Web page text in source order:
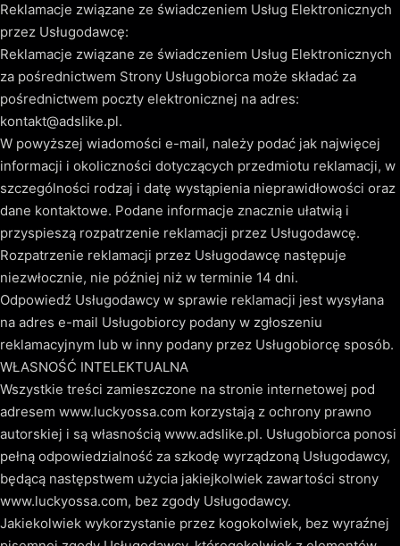
Reklamacje związane ze świadczeniem Usług Elektronicznych
przez Usługodawcę:
Reklamacje związane ze świadczeniem Usług Elektronicznych
za pośrednictwem Strony Usługobiorca może składać za
pośrednictwem poczty elektronicznej na adres:
kontakt@adslike.pl.
W powyższej wiadomości e-mail, należy podać jak najwięcej
informacji i okoliczności dotyczących przedmiotu reklamacji, w
szczególności rodzaj i datę wystąpienia nieprawidłowości oraz
dane kontaktowe. Podane informacje znacznie ułatwią i
przyspieszą rozpatrzenie reklamacji przez Usługodawcę.
Rozpatrzenie reklamacji przez Usługodawcę następuje
niezwłocznie, nie później niż w terminie 14 dni.
Odpowiedź Usługodawcy w sprawie reklamacji jest wysyłana
na adres e-mail Usługobiorcy podany w zgłoszeniu
reklamacyjnym lub w inny podany przez Usługobiorcę sposób.
WŁASNOŚĆ INTELEKTUALNA
Wszystkie treści zamieszczone na stronie internetowej pod
adresem www.luckyossa.com korzystają z ochrony prawno
autorskiej i są własnością www.adslike.pl. Usługobiorca ponosi
pełną odpowiedzialność za szkodę wyrządzoną Usługodawcy,
będącą następstwem użycia jakiejkolwiek zawartości strony
www.luckyossa.com, bez zgody Usługodawcy.
Jakiekolwiek wykorzystanie przez kogokolwiek, bez wyraźnej